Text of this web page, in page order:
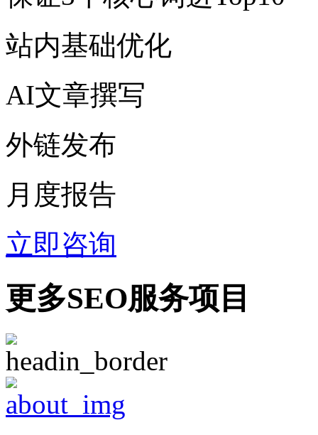
站内基础优化
AI文章撰写
外链发布
月度报告
立即咨询
更多SEO服务项目